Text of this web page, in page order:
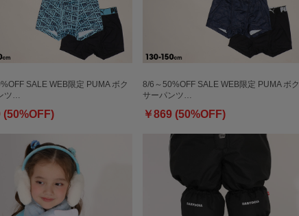
SALE WEB限定 PUMA ボク
ツ…
(50%OFF)
8/6～50%OFF SALE WEB限定 PUMA ボク
サーパンツ…
￥869 (50%OFF)